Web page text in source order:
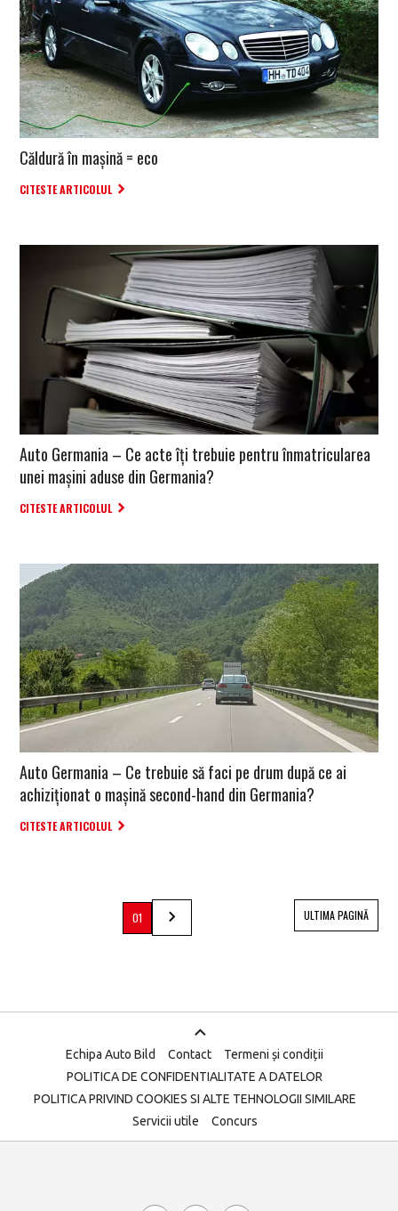
Căldură în mașină = eco
CITESTE ARTICOLUL
Auto Germania – Ce acte îți trebuie pentru înmatricularea
unei mașini aduse din Germania?
CITESTE ARTICOLUL
Auto Germania – Ce trebuie să faci pe drum după ce ai
achiziționat o mașină second-hand din Germania?
CITESTE ARTICOLUL
01 ULTIMA PAGINĂ
Echipa Auto Bild Contact
Termeni și condiții
POLITICA DE CONFIDENTIALITATE A DATELOR
POLITICA PRIVIND COOKIES SI ALTE TEHNOLOGII SIMILARE
Servicii utile
Concurs